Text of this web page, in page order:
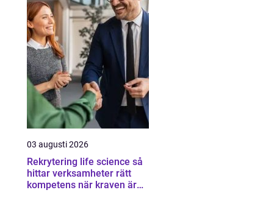
03 augusti 2026
Rekrytering life science så
hittar verksamheter rätt
kompetens när kraven är